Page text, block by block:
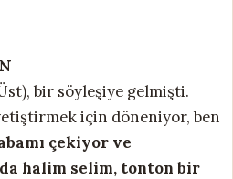
bir söyleşiye gelmişti.
için döneniyor, ben
çekiyor ve
halim selim, tonton bir